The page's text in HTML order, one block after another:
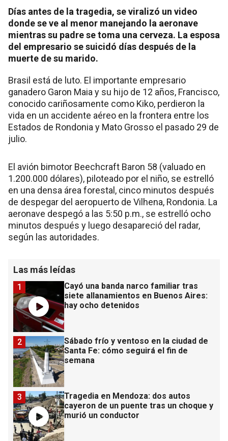
Días antes de la tragedia, se viralizó un video
donde se ve al menor manejando la aeronave
mientras su padre se toma una cerveza. La esposa
del empresario se suicidó días después de la
muerte de su marido.
Brasil está de luto. El importante empresario
ganadero Garon Maia y su hijo de 12 años, Francisco,
conocido cariñosamente como Kiko, perdieron la
vida en un accidente aéreo en la frontera entre los
Estados de Rondonia y Mato Grosso el pasado 29 de
julio.
El avión bimotor Beechcraft Baron 58 (valuado en
1.200.000 dólares), piloteado por el niño, se estrelló
en una densa área forestal, cinco minutos después
de despegar del aeropuerto de Vilhena, Rondonia. La
aeronave despegó a las 5:50 p.m., se estrelló ocho
minutos después y luego desapareció del radar,
según las autoridades.
Las más leídas
Cayó una banda narco familiar tras
siete allanamientos en Buenos Aires:
hay ocho detenidos
1
Sábado frío y ventoso en la ciudad de
Santa Fe: cómo seguirá el fin de
semana
2
Tragedia en Mendoza: dos autos
cayeron de un puente tras un choque y
murió un conductor
3